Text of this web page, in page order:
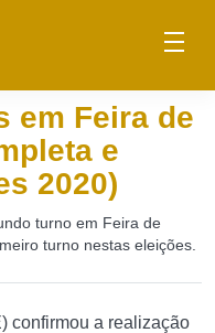
em Feira de
e
2020)
turno em Feira de
turno nestas eleições.
confirmou a realização